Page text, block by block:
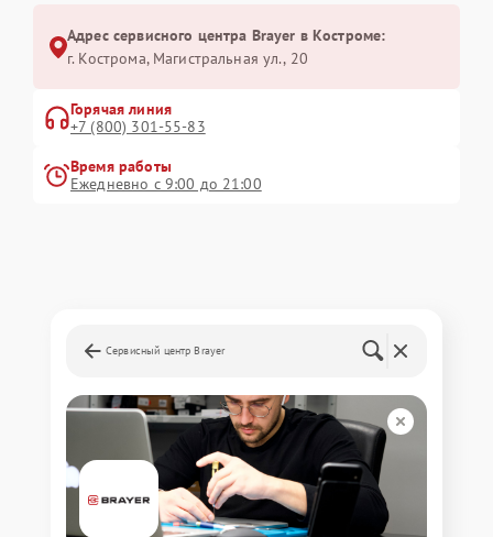
Адрес сервисного центра Brayer в Костроме:
г. Кострома, Магистральная ул., 20
Горячая линия
+7 (800) 301-55-83
Время работы
Ежедневно с 9:00 до 21:00
Сервисный центр Brayer